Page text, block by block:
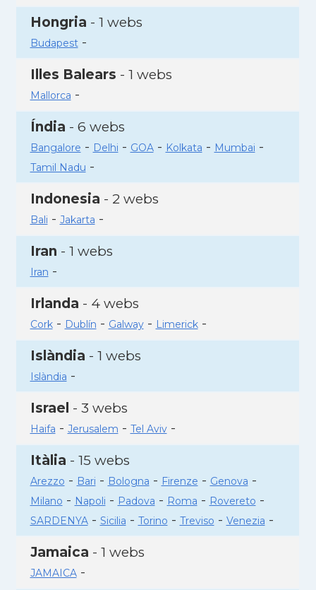
Hongria - 1 webs
Budapest-
Illes Balears - 1 webs
Mallorca -
Índia - 6 webs
Bangalore - Delhi - GOA- Kolkata - Mumbai -
Tamil Nadu -
Indonesia - 2 webs
Bali - Jakarta -
Iran - 1 webs
Iran -
Irlanda - 4 webs
Cork- Dublín - Galway- Limerick-
Islàndia - 1 webs
Islàndia -
Israel - 3 webs
Haifa - Jerusalem - Tel Aviv-
Itàlia - 15 webs
Arezzo - Bari - Bologna - Firenze - Genova -
Milano - Napoli - Padova - Roma - Rovereto -
SARDENYA- Sicilia - Torino - Treviso - Venezia -
Jamaica - 1 webs
JAMAICA-